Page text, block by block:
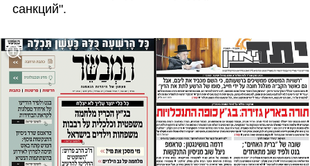
санкций".